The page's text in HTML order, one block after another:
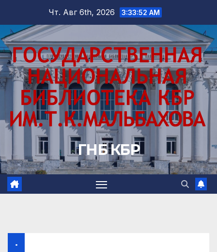
содержимому
Чт. Авг 6th, 2026 3:33:53 AM
ГНБ КБР
.